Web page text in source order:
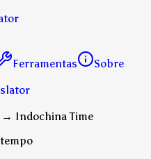
Ferramentas
Sobre
→ Indochina Time